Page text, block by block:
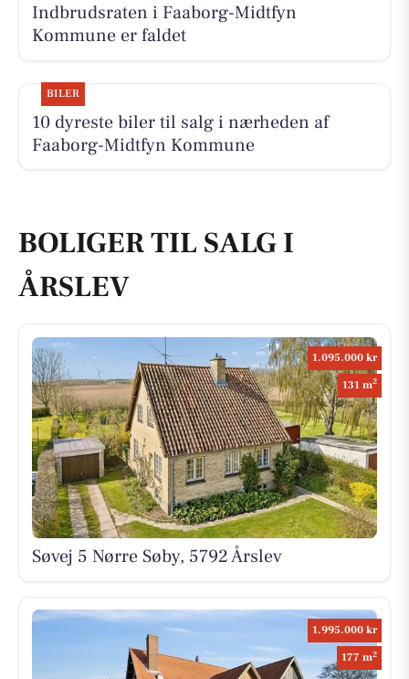
Indbrudsraten i Faaborg-Midtfyn
Kommune er faldet
BILER
10 dyreste biler til salg i nærheden af
Faaborg-Midtfyn Kommune
BOLIGER TIL SALG I
ÅRSLEV
1.095.000 kr
131 m2
Søvej 5 Nørre Søby, 5792 Årslev
1.995.000 kr
177 m2